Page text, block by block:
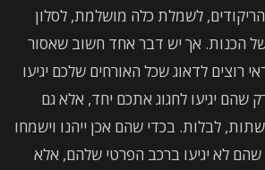
לשמלת כלה מושלמת, לסלון
של הכנות. אך יש דבר אחד חשוב שאסור
רוצים לדאוג שכל האורחים שלכם יגיעו
שהם יגיעו לחגוג אתכם יחד, אלא גם
לבלות. בכדי שהם אכן ייהנו וישמחו
שהם לא יגיעו ברכב הפרטי שלהם, אלא